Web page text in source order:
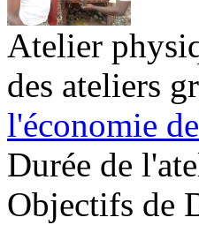
Atelier
des ateliers
l'économie
Durée de
Objectifs de